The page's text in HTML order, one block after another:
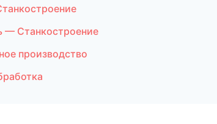
— Станкостроение
производство